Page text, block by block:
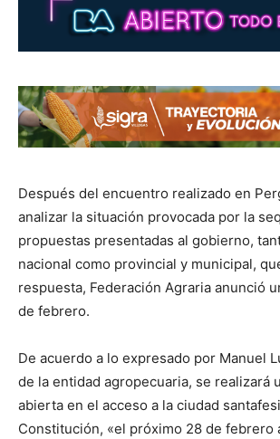
Después del encuentro realizado en
analizar la situación provocada por la
propuestas presentadas al gobierno,
nacional como provincial y municipal,
respuesta, Federación Agraria anunció
de febrero.
De acuerdo a lo expresado por Manuel
de la entidad agropecuaria, se realizará
abierta en el acceso a la ciudad
Constitución, «el próximo 28 de febrero